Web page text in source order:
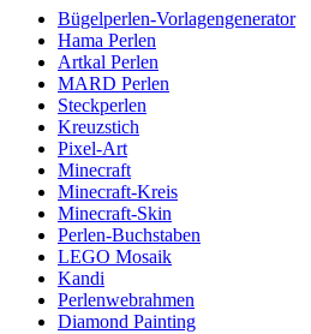
Bügelperlen-Vorlagengenerator
Hama Perlen
Artkal Perlen
MARD Perlen
Steckperlen
Kreuzstich
Pixel-Art
Minecraft
Minecraft-Kreis
Minecraft-Skin
Perlen-Buchstaben
LEGO Mosaik
Kandi
Perlenwebrahmen
Diamond Painting